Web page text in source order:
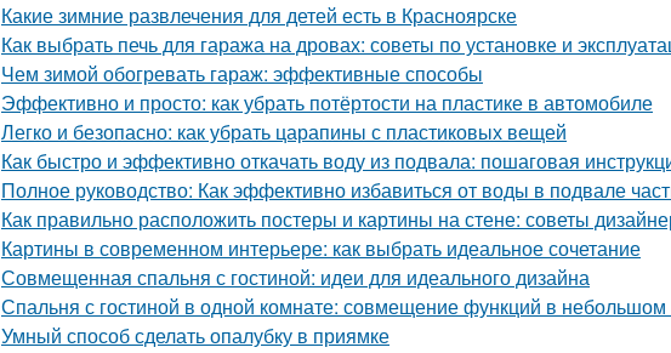
Какие зимние развлечения для детей есть в Красноярске
Как выбрать печь для гаража на дровах: советы по установке и
Чем зимой обогревать гараж: эффективные способы
Эффективно и просто: как убрать потёртости на пластике в автомобиле
Легко и безопасно: как убрать царапины с пластиковых вещей
Как быстро и эффективно откачать воду из подвала: пошаговая
Полное руководство: Как эффективно избавиться от воды в подвале
Как правильно расположить постеры и картины на стене: советы
Картины в современном интерьере: как выбрать идеальное сочетание
Совмещенная спальня с гостиной: идеи для идеального дизайна
Спальня с гостиной в одной комнате: совмещение функций в небольшом
Умный способ сделать опалубку в приямке